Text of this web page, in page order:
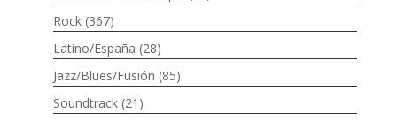
Rock (367)
Latino/España (28)
Jazz/Blues/Fusión (85)
Soundtrack (21)